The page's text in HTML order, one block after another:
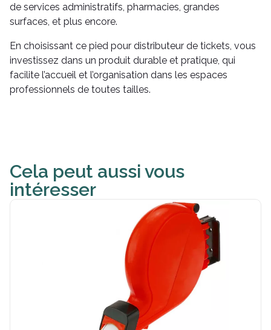
de services administratifs, pharmacies, grandes
surfaces, et plus encore.
En choisissant ce pied pour distributeur de tickets, vous
investissez dans un produit durable et pratique, qui
facilite l’accueil et l’organisation dans les espaces
professionnels de toutes tailles.
Cela peut aussi vous
intéresser